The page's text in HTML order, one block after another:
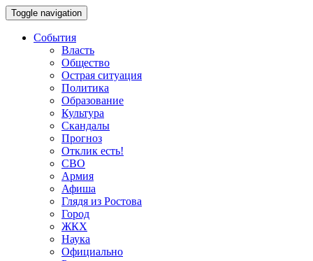
Toggle navigation
События
Власть
Общество
Острая ситуация
Политика
Образование
Культура
Скандалы
Прогноз
Отклик есть!
СВО
Армия
Афиша
Глядя из Ростова
Город
ЖКХ
Наука
Официально